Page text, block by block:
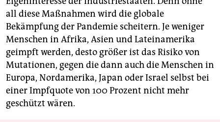
all diese Maßnahmen wird die globale
Bekämpfung der Pandemie scheitern. Je weniger
Menschen in Afrika, Asien und Lateinamerika
geimpft werden, desto größer ist das Risiko von
Mutationen, gegen die dann auch die Menschen in
Europa, Nordamerika, Japan oder Israel selbst bei
einer Impfquote von 100 Prozent nicht mehr
geschützt wären.